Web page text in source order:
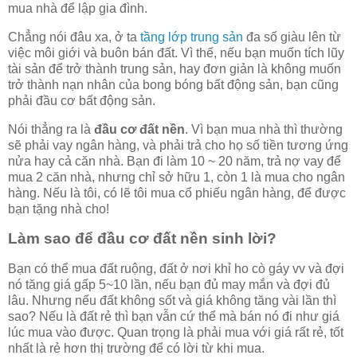
mua nhà để lập gia đình.
Chẳng nói đâu xa, ở ta tầng lớp trung sản đa số giàu lên từ
việc môi giới và buôn bán đất. Vì thế, nếu bạn muốn tích lũy
tài sản để trở thành trung sản, hay đơn giản là không muốn
trở thành nạn nhân của bong bóng bất động sản, bạn cũng
phải đầu cơ bất động sản.
Nói thẳng ra là đầu cơ đất nền. Vì bạn mua nhà thì thường
sẽ phải vay ngân hàng, và phải trả cho họ số tiền tương ứng
nửa hay cả căn nhà. Bạn đi làm 10 ~ 20 năm, trả nợ vay để
mua 2 căn nhà, nhưng chỉ sở hữu 1, còn 1 là mua cho ngân
hàng. Nếu là tôi, có lẽ tôi mua cổ phiếu ngân hàng, để được
bạn tặng nhà cho!
Làm sao để đầu cơ đất nền sinh lời?
Bạn có thể mua đất ruộng, đất ở nơi khỉ ho cò gáy vv và đợi
nó tăng giá gấp 5~10 lần, nếu bạn đủ may mắn và đợi đủ
lâu. Nhưng nếu đất không sốt và giá không tăng vài lần thì
sao? Nếu là đất rẻ thì bạn vẫn cứ thể mà bán nó đi như giá
lúc mua vào được. Quan trọng là phải mua với giá rất rẻ, tốt
nhất là rẻ hơn thị trường để có lời từ khi mua.